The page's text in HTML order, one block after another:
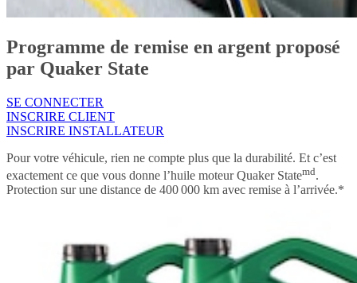
Programme de remise en argent proposé
par Quaker State
SE CONNECTER
INSCRIRE CLIENT
INSCRIRE INSTALLATEUR
Pour votre véhicule, rien ne compte plus que la durabilité. Et c’est
exactement ce que vous donne l’huile moteur Quaker Statemd.
Protection sur une distance de 400 000 km avec remise à l’arrivée.*